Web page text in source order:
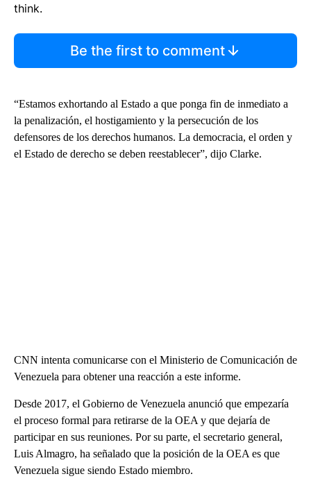
think.
Be the first to comment
“Estamos exhortando al Estado a que ponga fin de inmediato a
la penalización, el hostigamiento y la persecución de los
defensores de los derechos humanos. La democracia, el orden y
el Estado de derecho se deben reestablecer”, dijo Clarke.
CNN intenta comunicarse con el Ministerio de Comunicación de
Venezuela para obtener una reacción a este informe.
Desde 2017, el Gobierno de Venezuela anunció que empezaría
el proceso formal para retirarse de la OEA y que dejaría de
participar en sus reuniones. Por su parte, el secretario general,
Luis Almagro, ha señalado que la posición de la OEA es que
Venezuela sigue siendo Estado miembro.